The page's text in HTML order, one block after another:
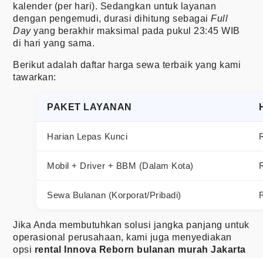
kalender (per hari). Sedangkan untuk layanan
dengan pengemudi, durasi dihitung sebagai Full
Dayyang berakhir maksimal pada pukul 23:45 WIB
di hari yang sama.
Berikut adalah daftar harga sewa terbaik yang kami
tawarkan:
PAKET LAYANAN
Harian Lepas Kunci
Mobil + Driver + BBM (Dalam Kota)
Sewa Bulanan (Korporat/Pribadi)
Jika Anda membutuhkan solusi jangka panjang untuk
operasional perusahaan, kami juga menyediakan
opsi rental Innova Reborn bulanan murah Jakarta